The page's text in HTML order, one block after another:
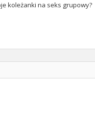
koleżanki na seks grupowy?